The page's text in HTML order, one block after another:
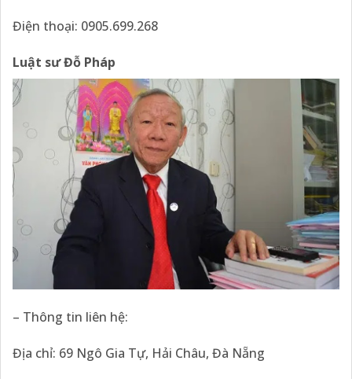
Điện thoại: 0905.699.268
Luật sư Đỗ Pháp
– Thông tin liên hệ:
Địa chỉ: 69 Ngô Gia Tự, Hải Châu, Đà Nẵng